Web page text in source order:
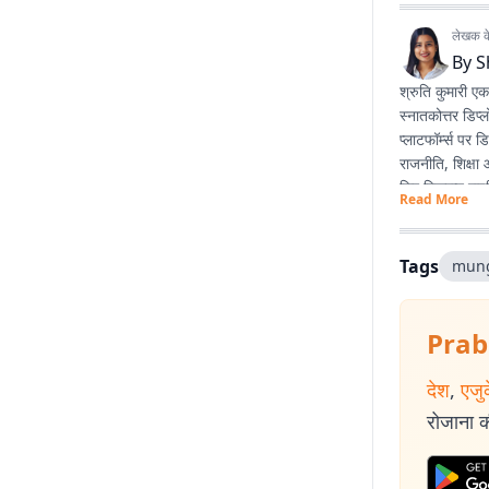
लेखक के
By
श्रुति कुमारी
स्नातकोत्तर
प्लाटफॉर्म्स पर
राजनीति,
लिए स्क्रिप्ट
है और वे मानती
सकती है।
Read More
Tags
देश,
रोजाना